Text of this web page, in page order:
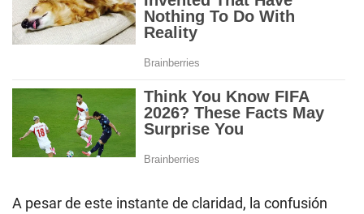
A pesar de este instante de claridad, la confusión